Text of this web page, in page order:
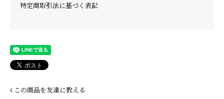
特定商取引法に基づく表記
この商品を友達に教える